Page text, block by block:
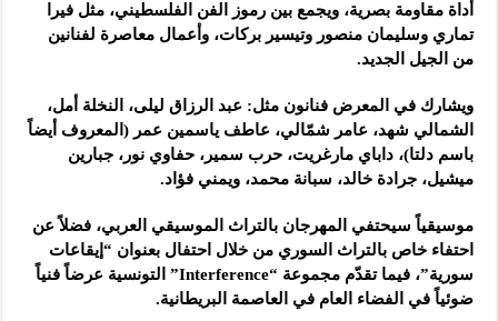
أداة مقاومة بصرية، ويجمع بين رموز الفن الفلسطيني، مثل فيرا
تماري وسليمان منصور وتيسير بركات، وأعمال معاصرة لفنانين
من الجيل الجديد.
ويشارك في المعرض فنانون مثل: عبد الرزاق ليلى، النخلة أمل،
الشمالي شهد، عامر شمّالي، عاطف ياسمين عمر (المعروف أيضاً
باسم دلتا)، داباي مارغريت، حرب سمير، حفاوي نور، جبارين
ميشيل، جرادة خالد، سبانة محمد، ويمني فؤاد.
موسيقياً سيحتفي المهرجان بالتراث الموسيقي العربي، فضلاً عن
احتفاء خاص بالتراث السوري من خلال احتفال بعنوان “إيقاعات
سورية”، فيما تقدّم مجموعة “Interference” التونسية عرضاً فنياً
ضوئياً في الفضاء العام في العاصمة البريطانية.